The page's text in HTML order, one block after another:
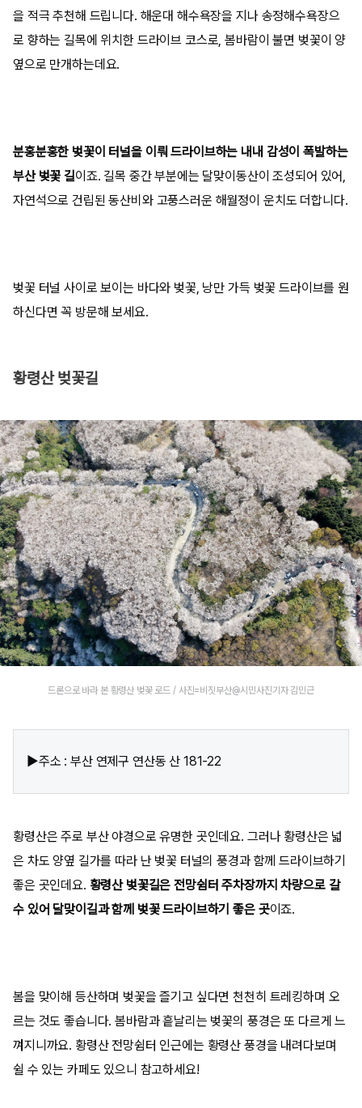
을 적극 추천해 드립니다. 해운대 해수욕장을 지나 송정해수욕장으
로 향하는 길목에 위치한 드라이브 코스로, 봄바람이 불면 벚꽃이 양
옆으로 만개하는데요.
분홍분홍한 벚꽃이 터널을 이뤄 드라이브하는 내내 감성이 폭발하는
부산 벚꽃 길이죠. 길목 중간 부분에는 달맞이동산이 조성되어 있어,
자연석으로 건립된 동산비와 고풍스러운 해월정이 운치도 더합니다.
벚꽃 터널 사이로 보이는 바다와 벚꽃, 낭만 가득 벚꽃 드라이브를 원
하신다면 꼭 방문해 보세요.
황령산 벚꽃길
드론으로 바라 본 황령산 벚꽃 로드 / 사진=비짓부산@시민사진기자 김민근
▶주소 : 부산 연제구 연산동 산 181-22
황령산은 주로 부산 야경으로 유명한 곳인데요. 그러나 황령산은 넓
은 차도 양옆 길가를 따라 난 벚꽃 터널의 풍경과 함께 드라이브하기
좋은 곳인데요. 황령산 벚꽃길은 전망쉼터 주차장까지 차량으로 갈
수 있어 달맞이길과 함께 벚꽃 드라이브하기 좋은 곳이죠.
봄을 맞이해 등산하며 벚꽃을 즐기고 싶다면 천천히 트레킹하며 오
르는 것도 좋습니다. 봄바람과 흩날리는 벚꽃의 풍경은 또 다르게 느
껴지니까요. 황령산 전망쉼터 인근에는 황령산 풍경을 내려다보며
쉴 수 있는 카페도 있으니 참고하세요!